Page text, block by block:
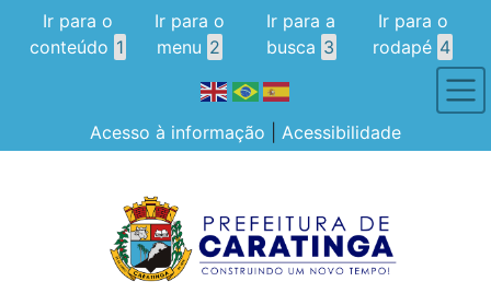
Ir para o
conteúdo 1
Ir para o
menu 2
Ir para a
busca 3
Ir para o
rodapé 4
Acesso à informação Acessibilidade